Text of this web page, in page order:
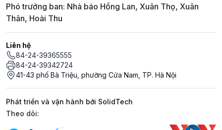
Phó trưởng ban: Nhà báo Hồng Lan, Xuân Thọ, Xuân
Thân, Hoài Thu
Liên hệ
84-24-39365555
84-24-39342724
41-43 phố Bà Triệu, phường Cửa Nam, TP. Hà Nội
Phát triển và vận hành bởi SolidTech
Mạng xã hội
Theo dõi: